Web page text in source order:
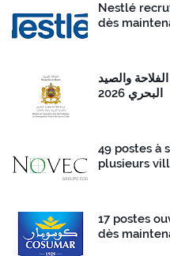
Nestlé
dès
الفلاحة والصيد
البحري 2026
49 postes à
plusieurs
17 postes
dès